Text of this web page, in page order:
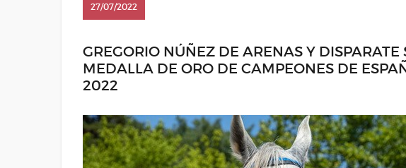
27/07/2022
GREGORIO NÚÑEZ DE ARENAS Y
MEDALLA DE ORO DE CAMPEONES DE
2022